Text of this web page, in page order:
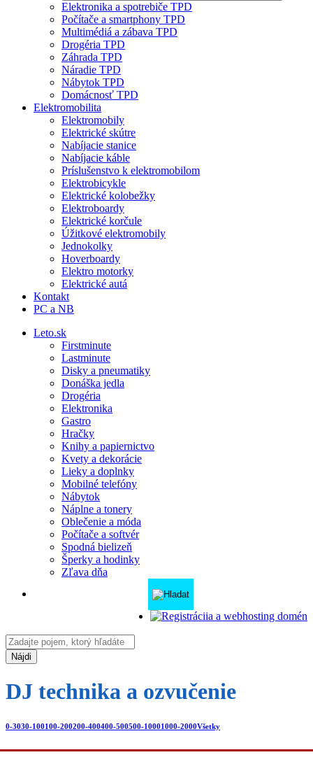
Elektronika a spotrebiče TPD
Počítače a smartphony TPD
Multimédiá a zábava TPD
Drogéria TPD
Záhrada TPD
Náradie TPD
Nábytok TPD
Domácnosť TPD
Elektromobilita
Elektromobily
Elektrické skútre
Nabíjacie stanice
Nabíjacie káble
Príslušenstvo k elektromobilom
Elektrobicykle
Elektrické kolobežky
Elektroboardy
Elektrické korčule
Úžitkové elektromobily
Jednokolky
Hoverboardy
Elektro motorky
Elektrické autá
Kontakt
PC a NB
Leto.sk
Firstminute
Lastminute
Disky a pneumatiky
Donáška jedla
Drogéria
Elektronika
Gastro
Hračky
Knihy a papiernictvo
Kvety a dekorácie
Lieky a doplnky
Mobilné telefóny
Nábytok
Náplne a tonery
Oblečenie a móda
Počítače a softvér
Spodná bielizeň
Šperky a hodinky
Zľava dňa
Nájdi
DJ technika a ozvučenie
0-3030-100100-200200-400400-500500-10001000-2000Všetky
Značky